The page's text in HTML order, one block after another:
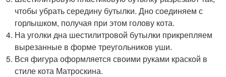
чтобы убрать середину бутылки. Дно соединяем с
горлышком, получая при этом голову кота.
На уголки дна шестилитровой бутылки прикрепляем
вырезанные в форме треугольников уши.
Вся фигура оформляется своими руками краской в
стиле кота Матроскина.